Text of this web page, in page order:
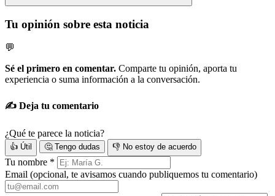
Tu opinión sobre esta noticia
💬
Sé el primero en comentar. Comparte tu opinión, aporta tu
experiencia o suma información a la conversación.
✍️ Deja tu comentario
¿Qué te parece la noticia?
👍 Útil 🤔 Tengo dudas 👎 No estoy de acuerdo
Tu nombre *
Email (opcional, te avisamos cuando publiquemos tu comentario)